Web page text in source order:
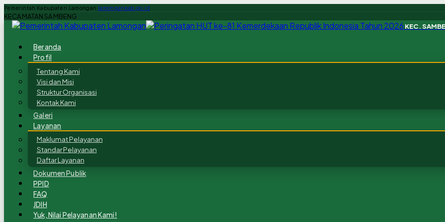
Pemerintah Kabupaten Lamongan lamongankab.go.id
KECAMATAN SAMBENG
KEC.
Beranda
Profil
Tentang Kami
Visi dan Misi
Struktur Organisasi
Kontak Kami
Galeri
Layanan
Maklumat Pelayanan
Standar Pelayanan
Daftar Layanan
Dokumen Publik
PPID
FAQ
JDIH
Yuk, Nilai Pelayanan Kami!